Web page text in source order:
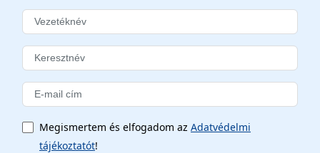
Megismertem és elfogadom az Adatvédelmi
tájékoztatót!